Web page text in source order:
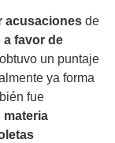
acusaciones de
a favor de
un puntaje
ya forma
fue
materia